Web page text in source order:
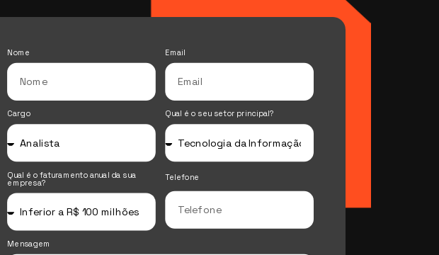
Nome Email
Cargo Qual é o seu setor principal?
Qual é o faturamento anual da sua
empresa?
Telefone
Mensagem